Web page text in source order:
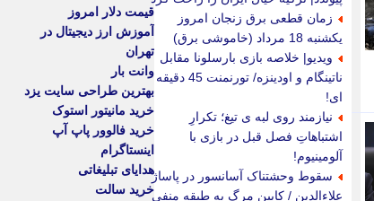
زمان قطعی برق زنجان امروز
یکشنبه 18 مرداد (خاموشی برق)
ویدیو| خلاصه بازی بارسلونا مقابل
ناتینگام و اودینزه/ تورنمنت 45 دقیقه
ای!
نیازمند روی لبه ی تیغ؛ تکرارِ
اشتباهاتِ فصل قبل در بازی با
آلومینیوم!
سقوط وحشتناک آسانسور در پاساژ
علاءالدین / کابین مرگ به طبقه منفی
قیمت دلار امروز
آموزش ارز دیجیتال در
تهران
وانت بار
بهترین طراحی سایت یزد
خرید مانیتور استوک
خرید فالوور پاپ آپ
اینستاگرام
هدایای تبلیغاتی
خرید سالت